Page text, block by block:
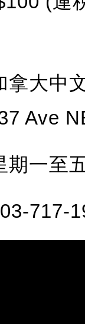
拿大中
Ave
期一至
717-